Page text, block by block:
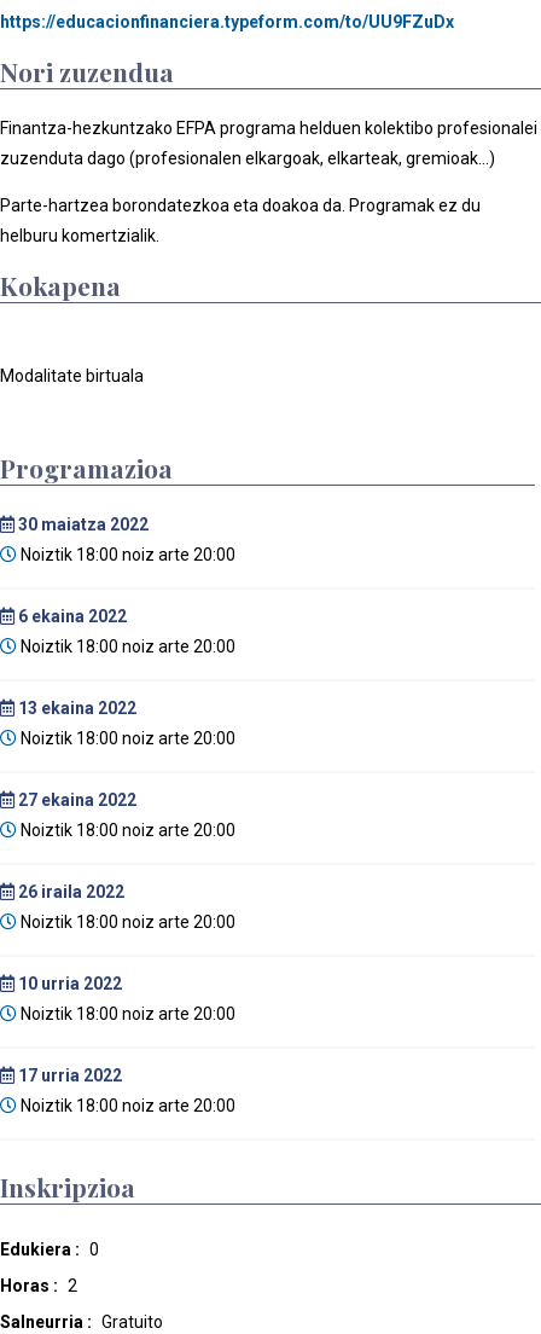
https://educacionfinanciera.typeform.com/to/UU9FZuDx
Nori zuzendua
Finantza-hezkuntzako EFPA programa helduen kolektibo profesionalei
zuzenduta dago (profesionalen elkargoak, elkarteak, gremioak...)
Parte-hartzea borondatezkoa eta doakoa da. Programak ez du
helburu komertzialik.
Kokapena
Modalitate birtuala
Programazioa
30 maiatza 2022
Noiztik 18:00 noiz arte 20:00
6 ekaina 2022
Noiztik 18:00 noiz arte 20:00
13 ekaina 2022
Noiztik 18:00 noiz arte 20:00
27 ekaina 2022
Noiztik 18:00 noiz arte 20:00
26 iraila 2022
Noiztik 18:00 noiz arte 20:00
10 urria 2022
Noiztik 18:00 noiz arte 20:00
17 urria 2022
Noiztik 18:00 noiz arte 20:00
Inskripzioa
Edukiera : 0
Horas : 2
Salneurria : Gratuito